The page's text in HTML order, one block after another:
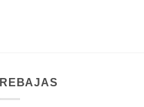
REBAJAS